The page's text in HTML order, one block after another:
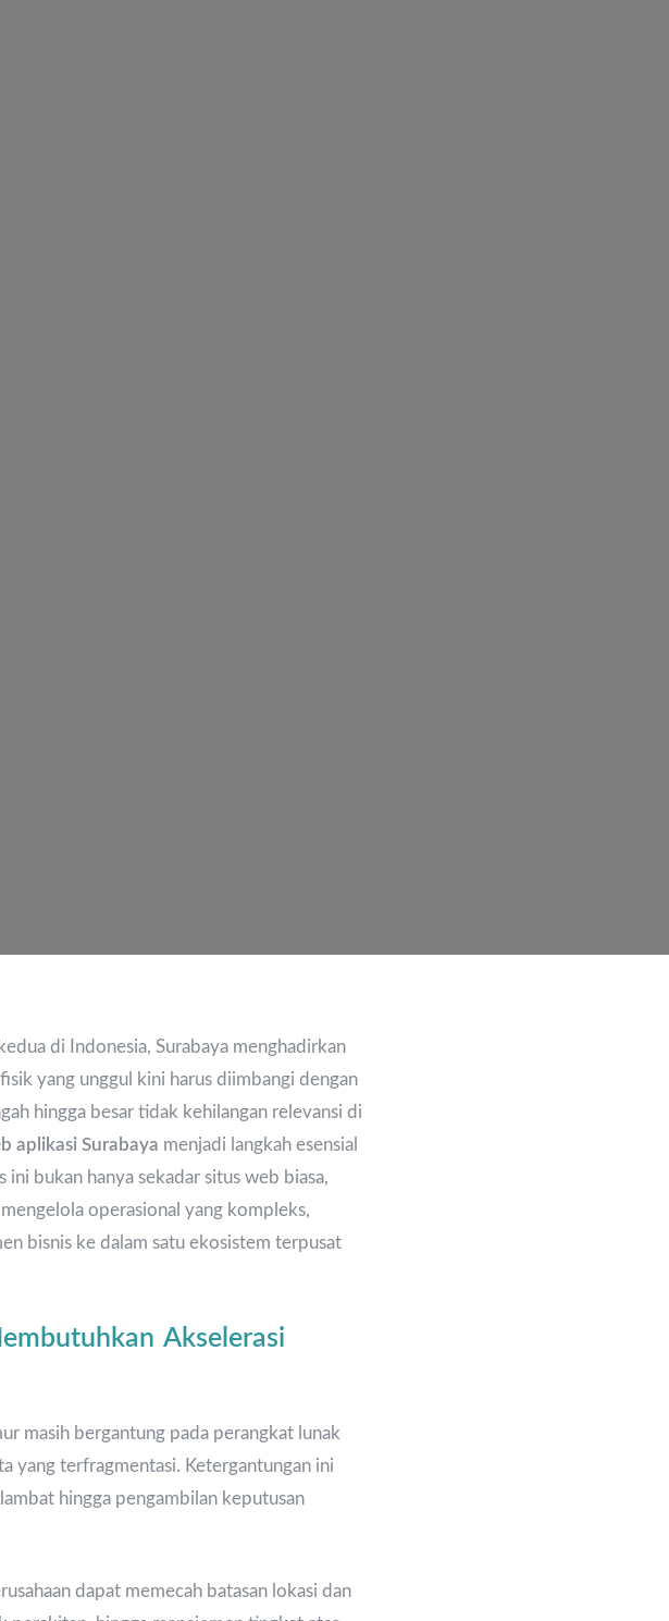
di Indonesia, Surabaya menghadirkan
yang unggul kini harus diimbangi dengan
hingga besar tidak kehilangan relevansi di
aplikasi Surabaya menjadi langkah esensial
bukan hanya sekadar situs web biasa,
operasional yang kompleks,
bisnis ke dalam satu ekosistem terpusat
Akselerasi
masih bergantung pada perangkat lunak
yang terfragmentasi. Ketergantungan ini
hingga pengambilan keputusan
dapat memecah batasan lokasi dan